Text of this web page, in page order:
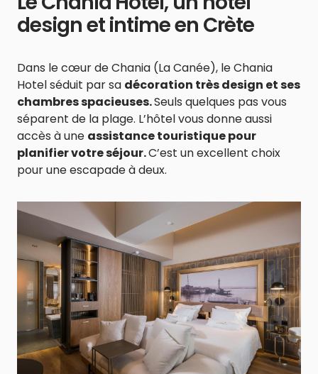
design et intime en Crète
Dans le cœur de Chania (La Canée), le Chania
Hotel séduit par sa décoration très design et ses
chambres spacieuses.Seuls quelques pas vous
séparent de la plage. L’hôtel vous donne aussi
accès à une assistance touristique pour
planifier votre séjour.C’est un excellent choix
pour une escapade à deux.